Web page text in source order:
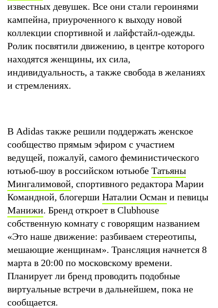
известных девушек. Все они стали героинями
кампейна, приуроченного к выходу новой
коллекции спортивной и лайфстайл-одежды.
Ролик посвятили движению, в центре которого
находятся женщины, их сила,
индивидуальность, а также свобода в желаниях
и стремлениях.
В Adidas также решили поддержать женское
сообщество прямым эфиром с участием
ведущей, пожалуй, самого феминистического
ютьюб-шоу в российском ютьюбе Татьяны
Мингалимовой, спортивного редактора Марии
Командной, блогерши Наталии Осман и певицы
Манижи. Бренд откроет в Clubhouse
собственную комнату с говорящим названием
«Это наше движение: разбиваем стереотипы,
мешающие женщинам». Трансляция начнется 8
марта в 20:00 по московскому времени.
Планирует ли бренд проводить подобные
виртуальные встречи в дальнейшем, пока не
сообщается.